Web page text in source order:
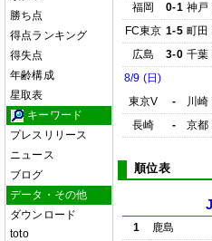
勝ち点
得点ランキング
得失点
年齢構成
星取表
キーワード
プレスリリース
ニュース
ブログ
データ・その他
ダウンロード
toto
福岡
0-1 神戸
FC東京 1-5 町田
広島
3-0 千葉
8/9 (日)
東京V
- 川崎
長崎
- 京都
順位表
1 鹿島